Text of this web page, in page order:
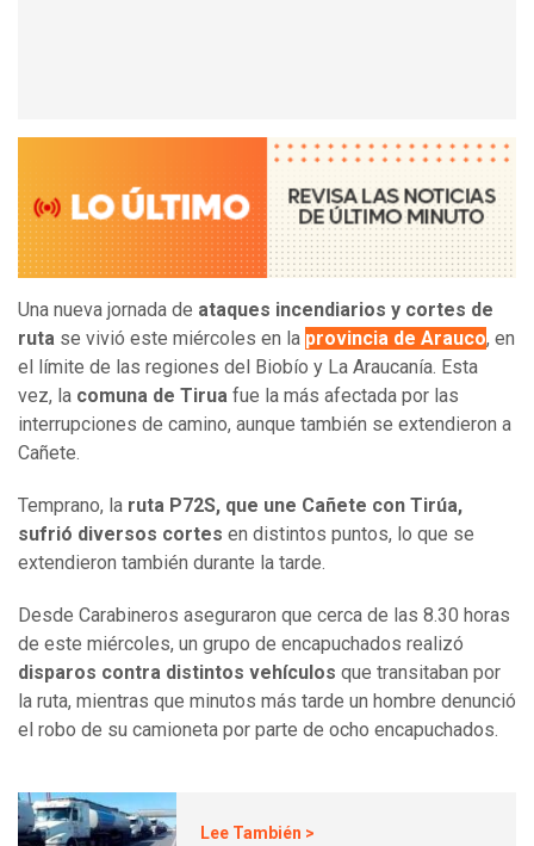
Una nueva jornada de ataques incendiarios y cortes de
ruta se vivió este miércoles en la provincia de Arauco, en
el límite de las regiones del Biobío y La Araucanía. Esta
vez, la comuna de Tirua fue la más afectada por las
interrupciones de camino, aunque también se extendieron a
Cañete.
Temprano, la ruta P72S, que une Cañete con Tirúa,
sufrió diversos cortes en distintos puntos, lo que se
extendieron también durante la tarde.
Desde Carabineros aseguraron que cerca de las 8.30 horas
de este miércoles, un grupo de encapuchados realizó
disparos contra distintos vehículos que transitaban por
la ruta, mientras que minutos más tarde un hombre denunció
el robo de su camioneta por parte de ocho encapuchados.
Lee También >